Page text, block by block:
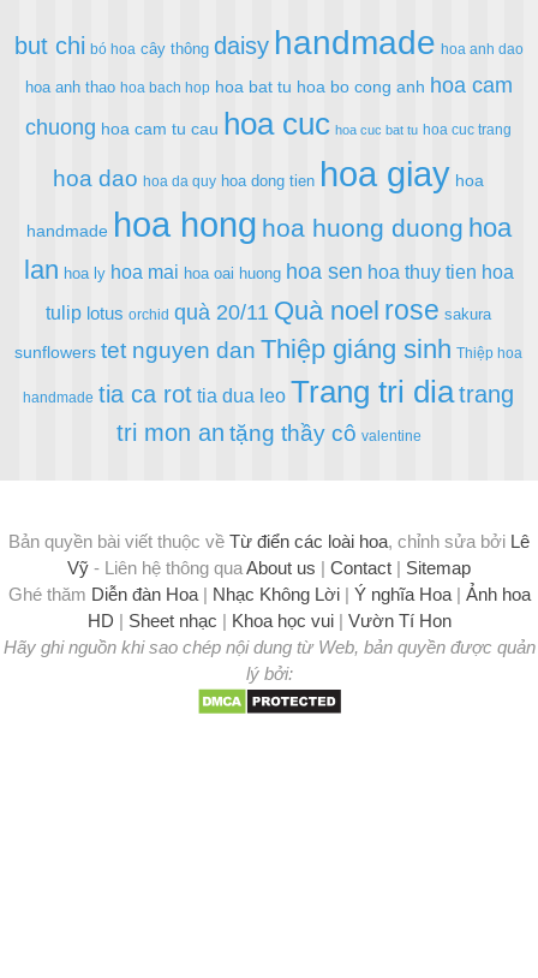
but chi bó hoa cây thông daisy handmade hoa anh dao
hoa anh thao hoa bach hop hoa bat tu hoa bo cong anh hoa cam
chuong hoa cam tu cau hoa cuc hoa cuc bat tu hoa cuc trang
hoa dao hoa da quy hoa dong tien hoa giay hoa
handmade hoa hong hoa huong duong hoa
lan hoa ly hoa mai hoa oai huong hoa sen hoa thuy tien hoa
tulip lotus orchid quà 20/11 Quà noel rose sakura
sunflowers tet nguyen dan Thiệp giáng sinh Thiệp hoa
handmade tia ca rot tia dua leo Trang tri diatrang
tri mon an tặng thầy cô valentine
Bản quyền bài viết thuộc về Từ điển các loài hoa, chỉnh sửa bởi Lê
Vỹ - Liên hệ thông quaAbout us | Contact | Sitemap
Ghé thăm Diễn đàn Hoa| Nhạc Không Lời| Ý nghĩa Hoa| Ảnh hoa
HD | Sheet nhạc | Khoa học vui| Vườn Tí Hon
Hãy ghi nguồn khi sao chép nội dung từ Web, bản quyền được quản
lý bởi: